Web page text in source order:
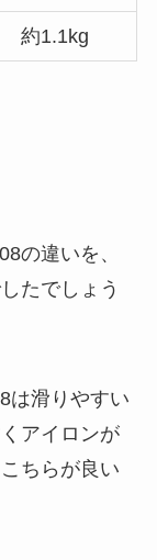
約1.1kg
の違いを、
たでしょう
は滑りやすい
アイロンが
ちらが良い